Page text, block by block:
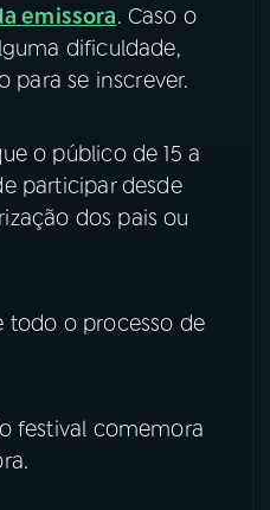
emissora. Caso o
dificuldade,
para se inscrever.
o público de 15 a
participar desde
dos pais ou
todo o processo de
festival comemora